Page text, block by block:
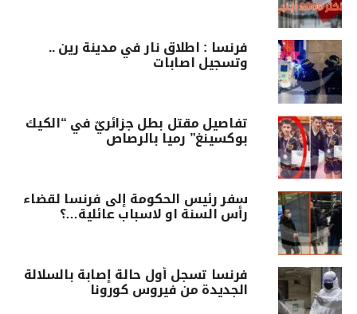
فرنسا : اطلاق نار في مدينة رين ..
وتسجيل اصابات
تفاصيل مقتل بطل جزائريّ في “الكيك
بوكسينغ” رميا بالرصاص
سفر رئيس الحكومة إلى فرنسا لقضاء
رأس السنة او لاسباب عائلية…؟
فرنسا تسجل أول حالة إصابة بالسلالة
الجديدة من فيروس كورونا